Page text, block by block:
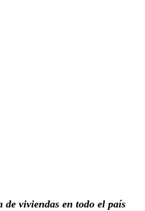
viviendas en todo el país